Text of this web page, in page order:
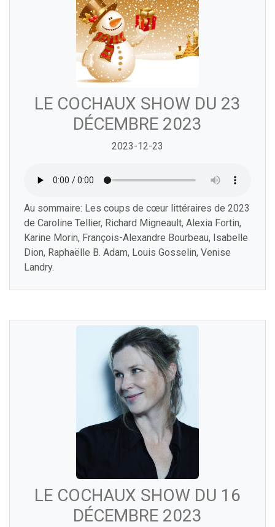
LE COCHAUX SHOW DU 23
DÉCEMBRE 2023
2023-12-23
Au sommaire: Les coups de cœur littéraires de 2023
de Caroline Tellier, Richard Migneault, Alexia Fortin,
Karine Morin, François-Alexandre Bourbeau, Isabelle
Dion, Raphaëlle B. Adam, Louis Gosselin, Venise
Landry.
LE COCHAUX SHOW DU 16
DÉCEMBRE 2023